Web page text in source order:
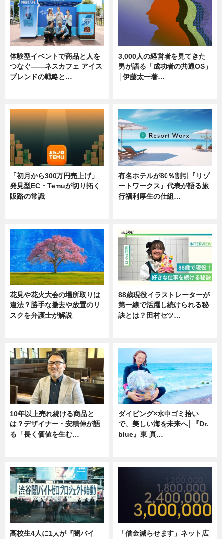
体験型イベントで商品と人を
つなぐ――ネスカフェ アイス
ブレンドの戦略と…
3,000人の経営者を見てきた
男が語る「成功者の共通OS」
│伊藤太一著…
「初月から300万円売上げ」
発見型EC・Temuが切り拓く
販路の常識
有名ホテルが80％割引『リゾ
ートワークス』代表が語る旅
行福利厚生の仕組…
花見や花火大会の場所取りは
違法？勝手な撤去や放置のリ
スクを弁護士が解説
88歳現役イラストレーターが
第一線で活躍し続けられる秘
訣とは？田村セツ…
10年以上売れ続ける商品と
は？デザイナー・安積伸が語
る「長く価値を生む…
ダイビング×水中ゴミ拾い
で、美しい海を未来へ│『Dr.
blue』東 真…
高校生4人に1人が『闇バイ
「借金減らせます」ネット広